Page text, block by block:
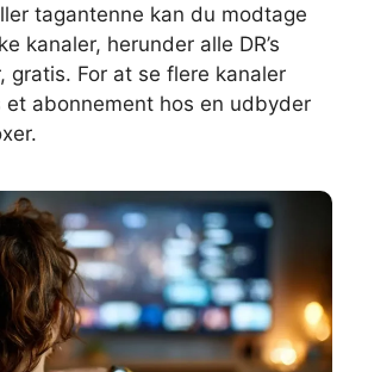
tagantenne kan du modtage
kanaler, herunder alle DR’s
gratis. For at se flere kanaler
abonnement hos en udbyder